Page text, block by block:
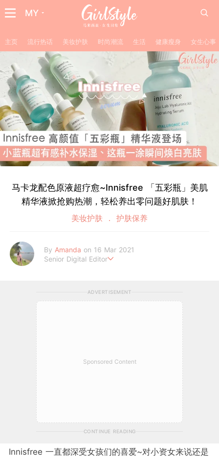
MY
主页 流行热话 美妆护肤 时尚潮流 生活 健康瘦身 女生心事
马卡龙配色原液超疗愈~Innisfree 「五彩瓶」美肌
精华液掀抢购热潮，轻松养出零问题好肌肤！
美妆护肤 护肤保养
By Amanda on 16 Mar 2021
Senior Digital Editor
皆收获热烈反响。她通过 GirlStyle MY ，让读者们不管何时何地
都能掌握最新的资讯，让女性成为更好更潮的自己！
ADVERTISEMENT
Sponsored Content
CONTINUE READING
Innisfree 一直都深受女孩们的喜爱~对小资女来说还是